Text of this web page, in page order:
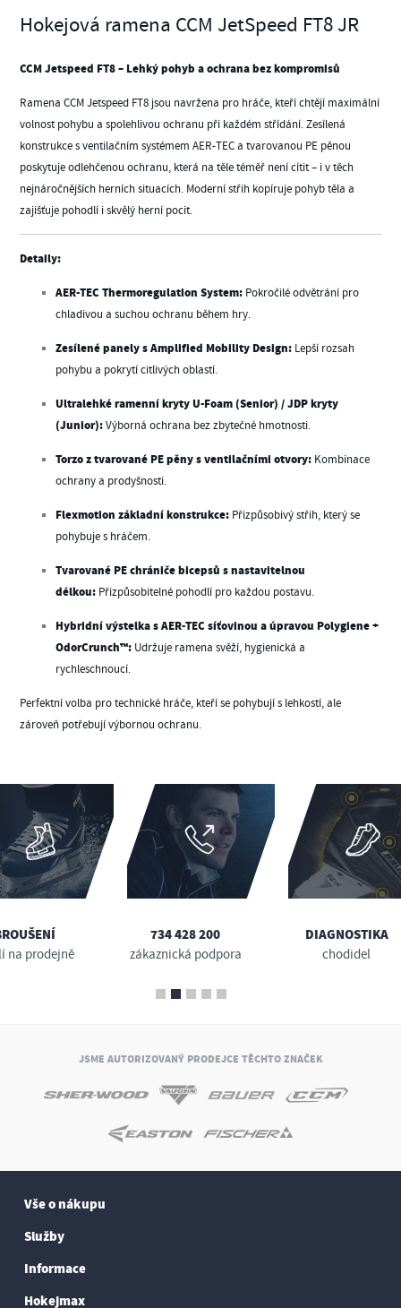
Hokejová ramena CCM JetSpeed FT8 JR
CCM Jetspeed FT8 – Lehký pohyb a ochrana bez kompromisů
Ramena CCM Jetspeed FT8 jsou navržena pro hráče, kteří chtějí maximální
volnost pohybu a spolehlivou ochranu při každém střídání. Zesílená
konstrukce s ventilačním systémem AER-TEC a tvarovanou PE pěnou
poskytuje odlehčenou ochranu, která na těle téměř není cítit – i v těch
nejnáročnějších herních situacích. Moderní střih kopíruje pohyb těla a
zajišťuje pohodlí i skvělý herní pocit.
Detaily:
AER-TEC Thermoregulation System: Pokročilé odvětrání pro
chladivou a suchou ochranu během hry.
Zesílené panely s Amplified Mobility Design: Lepší rozsah
pohybu a pokrytí citlivých oblastí.
Ultralehké ramenní kryty U-Foam (Senior) / JDP kryty
(Junior):Výborná ochrana bez zbytečné hmotnosti.
Torzo z tvarované PE pěny s ventilačními otvory: Kombinace
ochrany a prodyšnosti.
Flexmotion základní konstrukce: Přizpůsobivý střih, který se
pohybuje s hráčem.
Tvarované PE chrániče bicepsů s nastavitelnou
délkou: Přizpůsobitelné pohodlí pro každou postavu.
Hybridní výstelka s AER-TEC síťovinou a úpravou Polygiene +
OdorCrunch™: Udržuje ramena svěží, hygienická a
rychleschnoucí.
Perfektní volba pro technické hráče, kteří se pohybují s lehkostí, ale
zároveň potřebují výbornou ochranu.
na prodejně
734 428 200
zákaznická podpora
DIAGNOSTIKA
chodidel
JSME AUTORIZOVANÝ PRODEJCE TĚCHTO ZNAČEK
Vše o nákupu
Služby
Informace
Hokejmax